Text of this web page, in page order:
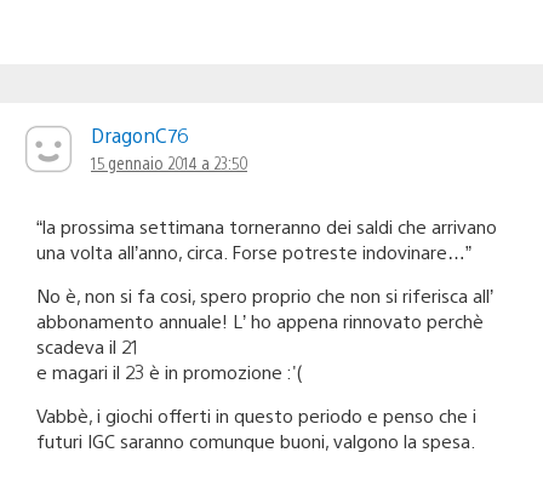
DragonC76
15 gennaio 2014 a 23:50
“la prossima settimana torneranno dei saldi che arrivano
una volta all’anno, circa. Forse potreste indovinare…”
No è, non si fa cosi, spero proprio che non si riferisca all’
abbonamento annuale! L’ ho appena rinnovato perchè
scadeva il 21
e magari il 23 è in promozione :'(
Vabbè, i giochi offerti in questo periodo e penso che i
futuri IGC saranno comunque buoni, valgono la spesa.